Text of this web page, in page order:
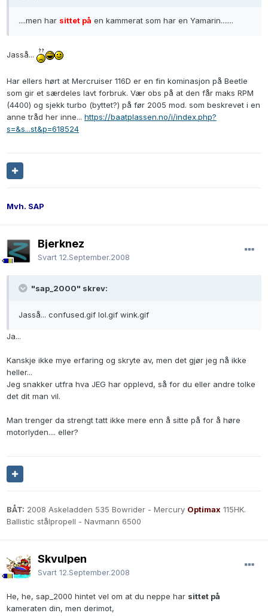
....men har sittet på en kammerat som har en Yamarin.......
Jasså...
Har ellers hørt at Mercruiser 116D er en fin kominasjon på Beetle
som gir et særdeles lavt forbruk. Vær obs på at den får maks RPM
(4400) og sjekk turbo (byttet?) på før 2005 mod. som beskrevet i en
anne tråd her inne... https://baatplassen.no/i/index.php?
s=&s...st&p=618524
Mvh. SAP
Bjerknez
Svart 12.September.2008
"sap_2000" skrev:
Jasså... confused.gif lol.gif wink.gif
Ja...
Kanskje ikke mye erfaring og skryte av, men det gjør jeg nå ikke
heller...
Jeg snakker utfra hva JEG har opplevd, så for du eller andre tolke
det dit man vil.
Man trenger da strengt tatt ikke mere enn å sitte på for å høre
motorlyden.... eller?
BÅT: 2008 Askeladden 535 Bowrider - Mercury Optimax 115HK.
Ballistic stålpropell - Navmann 6500
Skvulpen
Svart 12.September.2008
He, he, sap_2000 hintet vel om at du neppe har sittet på
kameraten din, men derimot,